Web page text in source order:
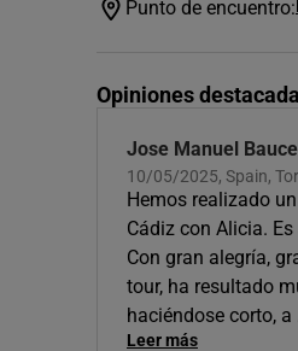
Punto de encuentro:
Opiniones
Jose Manuel
10/05/2025, Spain,
Hemos realizado
Cádiz con Alicia.
Con gran alegría,
tour, ha resultado
haciéndose corto, a
Leer más